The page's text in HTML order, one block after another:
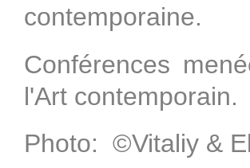
contemporaine.
Conférences
l'Art contemporain.
Photo: ©Vitaliy &